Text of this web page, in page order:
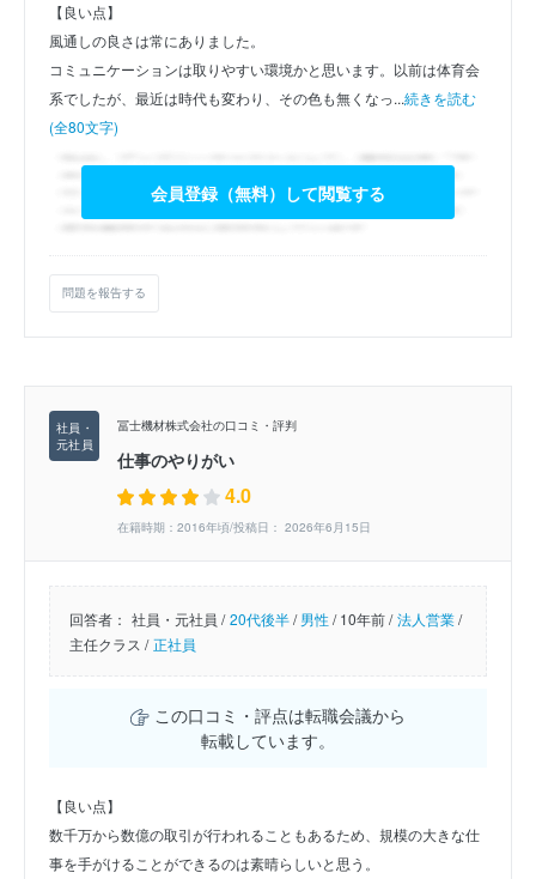
【良い点】
風通しの良さは常にありました。
コミュニケーションは取りやすい環境かと思います。以前は体育会
系でしたが、最近は時代も変わり、その色も無くなっ...続きを読む
(全80文字)
会員登録（無料）して閲覧する
問題を報告する
冨士機材株式会社の口コミ・評判
仕事のやりがい
4.0
在籍時期：2016年頃/投稿日： 2026年6月15日
回答者： 社員・元社員 / 20代後半/男性/10年前 / 法人営業/
主任クラス / 正社員
この口コミ・評点は転職会議から
転載しています。
【良い点】
数千万から数億の取引が行われることもあるため、規模の大きな仕
事を手がけることができるのは素晴らしいと思う。